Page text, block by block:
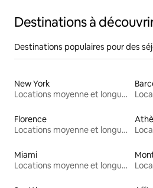
Destinations à
Destinations populaires pour des
New York
Locations moyenne et longue durée
Florence
Locations moyenne et longue durée
Miami
Locations moyenne et longue durée